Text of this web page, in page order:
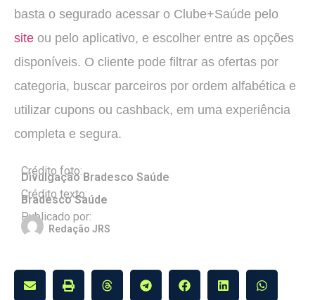
basta o segurado acessar o Clube+Saúde pelo
site ou pelo aplicativo, e escolher entre as opções
disponíveis. O cliente pode filtrar as ofertas por
categoria, buscar parceiros por ordem alfabética e
utilizar cupons ou cashback, em uma experiência
completa e segura.
Crédito foto:
Divulgação Bradesco Saúde
Crédito texto:
Bradesco Saúde
Publicado por:
Redação JRS